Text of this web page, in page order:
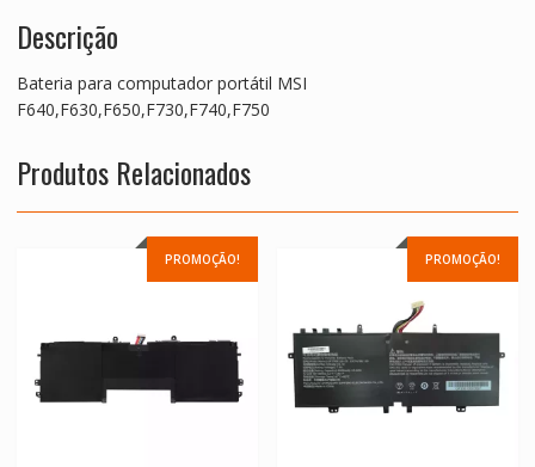
Descrição
Bateria para computador portátil MSI
F640,F630,F650,F730,F740,F750
Produtos Relacionados
PROMOÇÃO! PROMOÇÃO!